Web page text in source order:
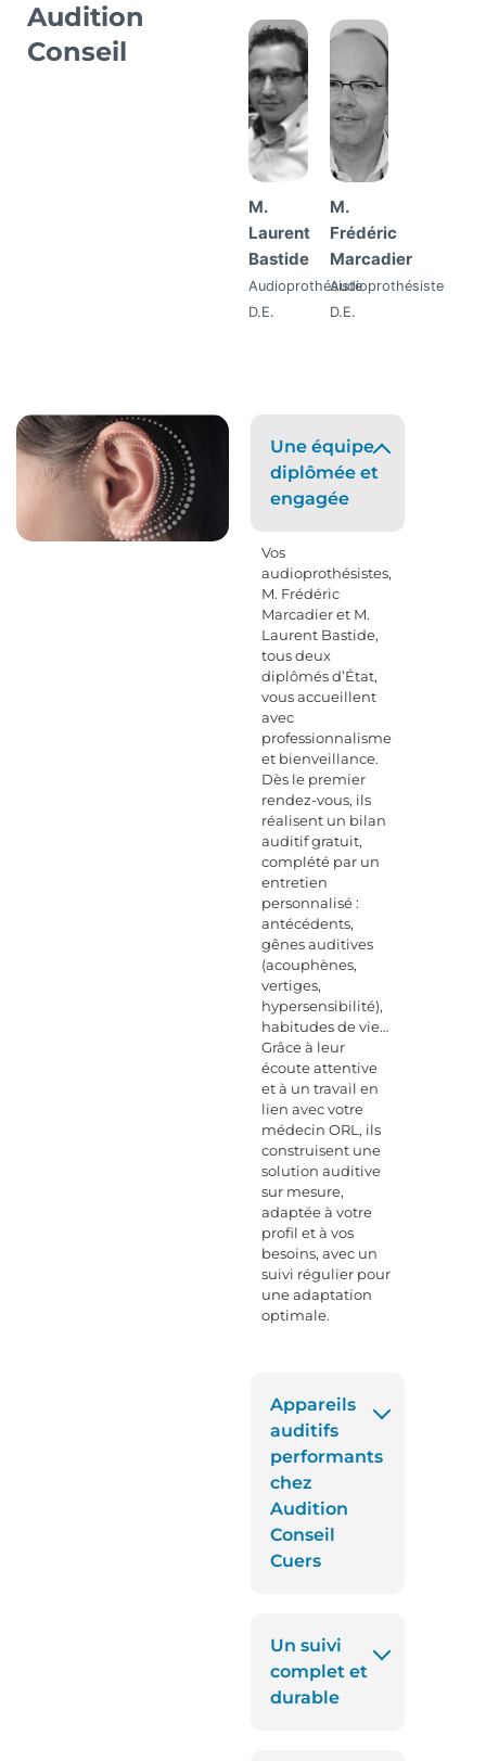
Audition
Conseil
M.
Laurent
Bastide
Audioprothésiste
D.E.
M.
Frédéric
Marcadier
Audioprothésiste
D.E.
Une équipe
diplômée et
engagée
Vos
audioprothésistes,
M. Frédéric
Marcadier et M.
Laurent Bastide,
tous deux
diplômés d’État,
vous accueillent
avec
professionnalisme
et bienveillance.
Dès le premier
rendez-vous, ils
réalisent un bilan
auditif gratuit,
complété par un
entretien
personnalisé :
antécédents,
gênes auditives
(acouphènes,
vertiges,
hypersensibilité),
habitudes de vie…
Grâce à leur
écoute attentive
et à un travail en
lien avec votre
médecin ORL, ils
construisent une
solution auditive
sur mesure,
adaptée à votre
profil et à vos
besoins, avec un
suivi régulier pour
une adaptation
optimale.
Appareils
auditifs
performants
chez
Audition
Conseil
Cuers
Un suivi
complet et
durable